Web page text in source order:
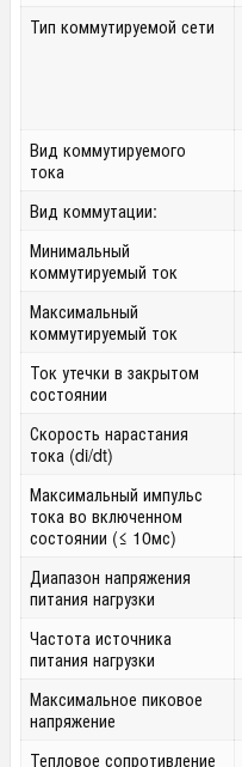
Тип коммутируемой сети
Вид коммутируемого
тока
Вид коммутации:
Минимальный
коммутируемый ток
Максимальный
коммутируемый ток
Ток утечки в закрытом
состоянии
Скорость нарастания
тока (di/dt)
Максимальный импульс
тока во включенном
состоянии (≤ 10мс)
Диапазон напряжения
питания нагрузки
Частота источника
питания нагрузки
Максимальное пиковое
напряжение
Тепловое сопротивление